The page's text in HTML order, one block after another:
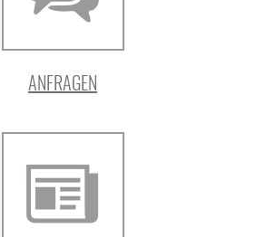
ANFRAGEN